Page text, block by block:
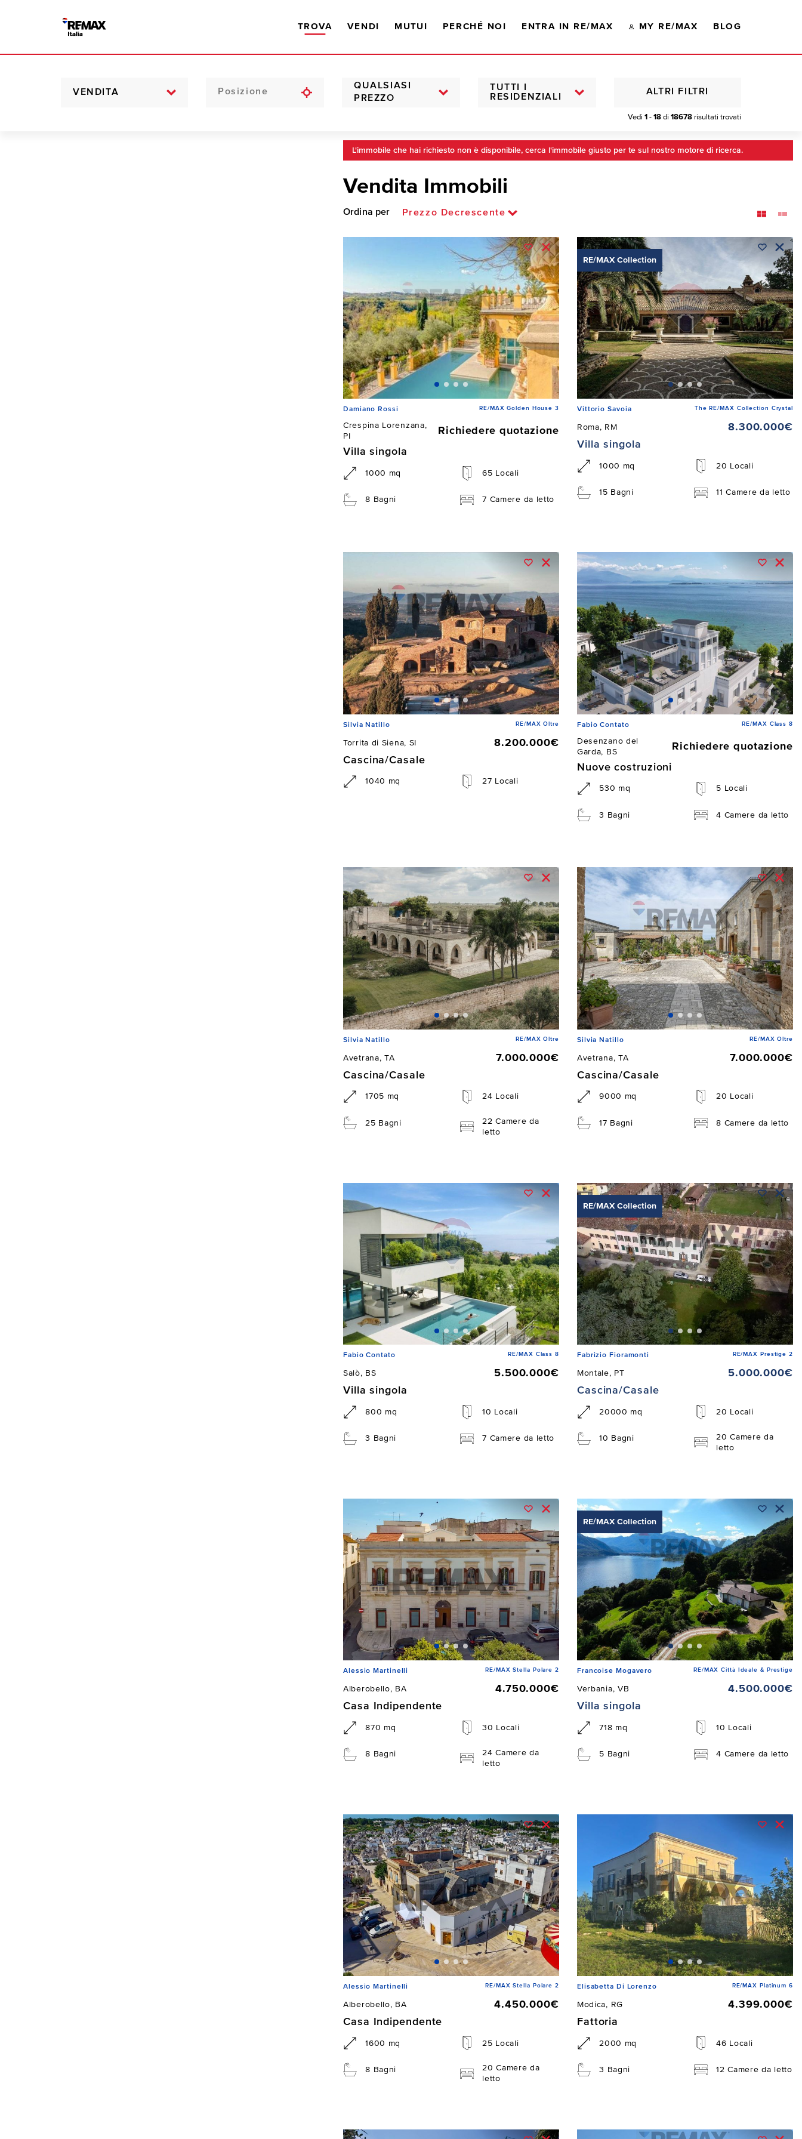
TROVA VENDI MUTUI PERCHÉ NOI ENTRA IN RE/MAX MY RE/MAX BLOG
VENDITA
QUALSIASI
PREZZO
TUTTI I
RESIDENZIALI
Vedi 1 - 18 di 18678 risultati trovati
ALTRI FILTRI
L'immobile che hai richiesto non è disponibile, cerca l'immobile giusto per te sul nostro motore di ricerca.
Vendita Immobili
Ordina per Prezzo Decrescente
Damiano Rossi RE/MAX Golden House 3
Crespina Lorenzana,
PI
Richiedere quotazione
Villa singola
1000 mq 65 Locali
8 Bagni 7 Camere da letto
RE/MAX Collection
Vittorio Savoia The RE/MAX Collection Crystal
Roma, RM
8.300.000€
Villa singola
1000 mq 20 Locali
15 Bagni 11 Camere da letto
Silvia Natillo RE/MAX Oltre
Torrita di Siena, SI
8.200.000€
Cascina/Casale
1040 mq 27 Locali
Fabio Contato RE/MAX Class 8
Desenzano del
Garda, BS
Richiedere quotazione
Nuove costruzioni
530 mq 5 Locali
3 Bagni 4 Camere da letto
Silvia Natillo RE/MAX Oltre
Avetrana, TA
7.000.000€
Cascina/Casale
1705 mq 24 Locali
25 Bagni
22 Camere da
letto
Silvia Natillo RE/MAX Oltre
Avetrana, TA
7.000.000€
Cascina/Casale
9000 mq 20 Locali
17 Bagni 8 Camere da letto
Fabio Contato RE/MAX Class 8
Salò, BS
5.500.000€
Villa singola
800 mq 10 Locali
3 Bagni 7 Camere da letto
RE/MAX Collection
Fabrizio Fioramonti RE/MAX Prestige 2
Montale, PT
5.000.000€
Cascina/Casale
20000 mq 20 Locali
10 Bagni
20 Camere da
letto
Alessio Martinelli RE/MAX Stella Polare 2
Alberobello, BA
4.750.000€
Casa Indipendente
870 mq 30 Locali
8 Bagni
24 Camere da
letto
RE/MAX Collection
Francoise Mogavero RE/MAX Città Ideale & Prestige
Verbania, VB
4.500.000€
Villa singola
718 mq 10 Locali
5 Bagni 4 Camere da letto
Alessio Martinelli RE/MAX Stella Polare 2
Alberobello, BA
4.450.000€
Casa Indipendente
1600 mq 25 Locali
8 Bagni
20 Camere da
letto
Elisabetta Di Lorenzo RE/MAX Platinum 6
Modica, RG
4.399.000€
Fattoria
2000 mq 46 Locali
3 Bagni 12 Camere da letto